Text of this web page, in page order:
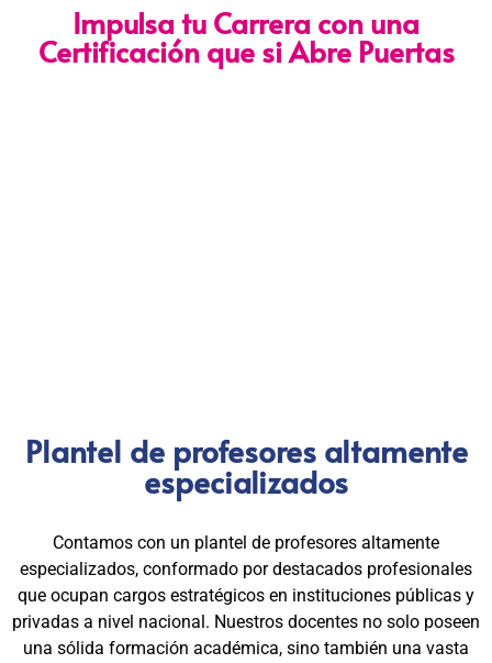
Impulsa tu Carrera con una
Certificación que si Abre Puertas
Plantel de profesores altamente
especializados
Contamos con un plantel de profesores altamente
especializados, conformado por destacados profesionales
que ocupan cargos estratégicos en instituciones públicas y
privadas a nivel nacional. Nuestros docentes no solo poseen
una sólida formación académica, sino también una vasta